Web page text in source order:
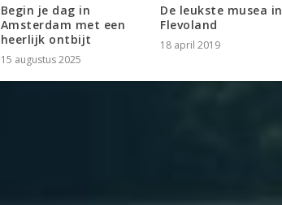
Begin je dag in
Amsterdam met een
heerlijk ontbijt
15 augustus 2025
De leukste musea in
Flevoland
18 april 2019